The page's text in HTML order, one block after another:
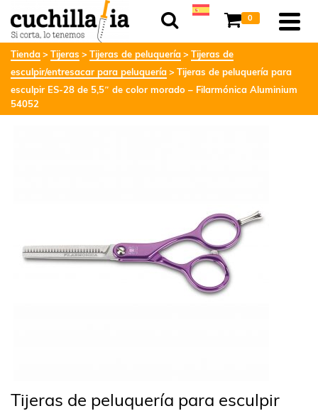
0
Tienda Tijeras Tijeras de peluquería
Tijeras de
esculpir/entresacar para peluquería
Tijeras de peluquería para
esculpir ES-28 de 5,5″ de color morado – Filarmónica Aluminium
54052
Tijeras de peluquería para esculpir